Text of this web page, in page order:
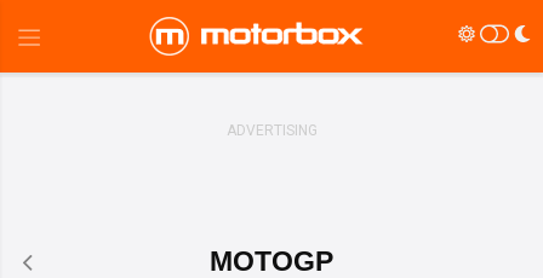
MOTOGP